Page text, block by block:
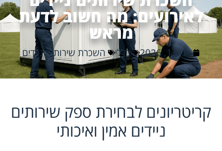
לאירועים: מה חשוב לדעת
מראש
יוני 13, 2026 כללי השכרת שירותים ניידים
קריטריונים לבחירת ספק שירותים
ניידים אמין ואיכותי